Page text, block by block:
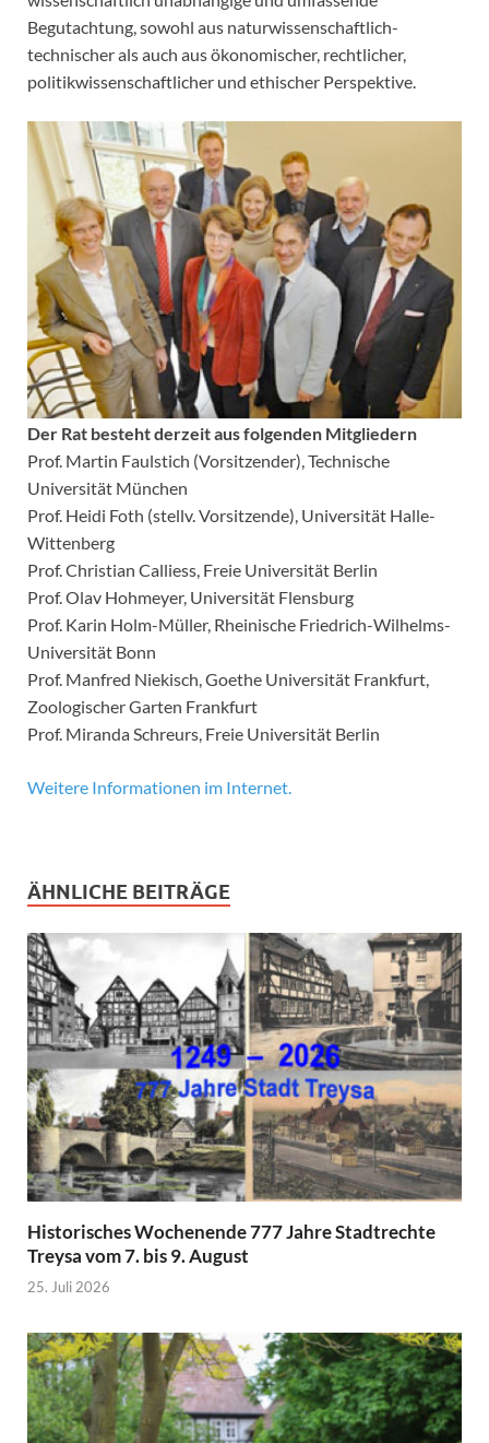
Begutachtung, sowohl aus naturwissenschaftlich-
technischer als auch aus ökonomischer, rechtlicher,
politikwissenschaftlicher und ethischer Perspektive.
Der Rat besteht derzeit aus folgenden Mitgliedern
Prof. Martin Faulstich (Vorsitzender), Technische
Universität München
Prof. Heidi Foth (stellv. Vorsitzende), Universität Halle-
Wittenberg
Prof. Christian Calliess, Freie Universität Berlin
Prof. Olav Hohmeyer, Universität Flensburg
Prof. Karin Holm-Müller, Rheinische Friedrich-Wilhelms-
Universität Bonn
Prof. Manfred Niekisch, Goethe Universität Frankfurt,
Zoologischer Garten Frankfurt
Prof. Miranda Schreurs, Freie Universität Berlin
Weitere Informationen im Internet.
ÄHNLICHE BEITRÄGE
Historisches Wochenende 777 Jahre Stadtrechte
Treysa vom 7. bis 9. August
25. Juli 2026